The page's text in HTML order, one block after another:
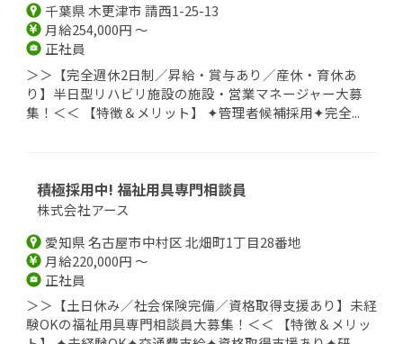
千葉県 木更津市 請西1-25-13
月給254,000円 ～
正社員
＞＞【完全週休2日制／昇給・賞与あり／産休・育休あ
り】半日型リハビリ施設の施設・営業マネージャー大募
集！＜＜ 【特徴＆メリット】 ✦管理者候補採用✦完全...
積極採用中! 福祉用具専門相談員
株式会社アース
愛知県 名古屋市中村区 北畑町1丁目28番地
月給220,000円 ～
正社員
＞＞【土日休み／社会保険完備／資格取得支援あり】未経
験OKの福祉用具専門相談員大募集！＜＜ 【特徴＆メリッ